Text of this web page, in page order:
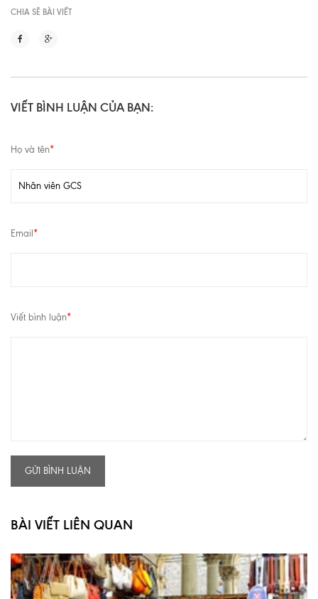
CHIA SẼ BÀI VIẾT
VIẾT BÌNH LUẬN CỦA BẠN:
Họ và tên*
Email *
Viết bình luận*
GỬI BÌNH LUẬN
BÀI VIẾT LIÊN QUAN